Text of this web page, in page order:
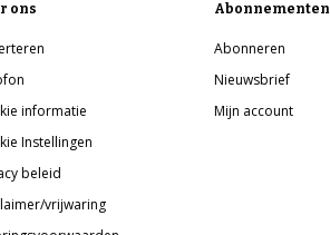
ons
informatie
Instellingen
beleid
vrijwaring
Abonnementen
Abonneren
Nieuwsbrief
Mijn account